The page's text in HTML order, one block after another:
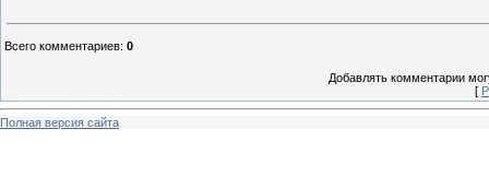
Всего комментариев: 0
Добавлять комментарии
[
Полная версия сайта